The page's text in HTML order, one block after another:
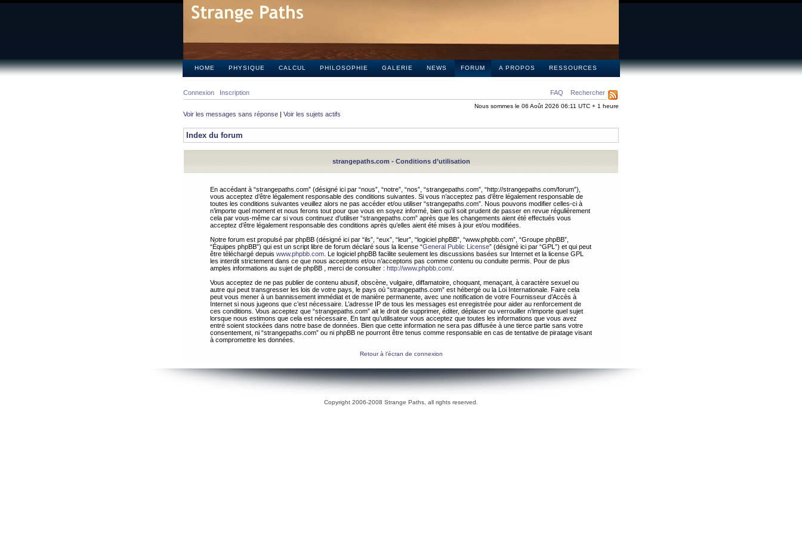
HOME PHYSIQUE CALCUL PHILOSOPHIE GALERIE NEWS FORUM A PROPOS RESSOURCES
FAQ Rechercher
Connexion Inscription
Nous sommes le 06 Août 2026 06:11 UTC + 1 heure
Voir les messages sans réponse | Voir les sujets actifs
Index du forum
strangepaths.com - Conditions d’utilisation
En accédant à “strangepaths.com” (désigné ici par “nous”, “notre”, “nos”, “strangepaths.com”, “http://strangepaths.com/forum”),
vous acceptez d’être légalement responsable des conditions suivantes. Si vous n’acceptez pas d’être légalement responsable de
toutes les conditions suivantes veuillez alors ne pas accéder et/ou utiliser “strangepaths.com”. Nous pouvons modifier celles-ci à
n’importe quel moment et nous ferons tout pour que vous en soyez informé, bien qu’il soit prudent de passer en revue régulièrement
cela par vous-même car si vous continuez d’utiliser “strangepaths.com” après que les changements aient été effectués vous
acceptez d’être légalement responsable des conditions après qu’elles aient été mises à jour et/ou modifiées.
Notre forum est propulsé par phpBB (désigné ici par “ils”, “eux”, “leur”, “logiciel phpBB”, “www.phpbb.com”, “Groupe phpBB”,
“Équipes phpBB”) qui est un script libre de forum déclaré sous la license “General Public License” (désigné ici par “GPL”) et qui peut
être téléchargé depuis www.phpbb.com . Le logiciel phpBB facilite seulement les discussions basées sur Internet et la license GPL
les interdit strictement dans ce que nous acceptons et/ou n’acceptons pas comme contenu ou conduite permis. Pour de plus
amples informations au sujet de phpBB , merci de consulter : http://www.phpbb.com/
Vous acceptez de ne pas publier de contenu abusif, obscène, vulgaire, diffamatoire, choquant, menaçant, à caractère sexuel ou
autre qui peut transgresser les lois de votre pays, le pays où “strangepaths.com” est hébergé ou la Loi Internationale. Faire cela
peut vous mener à un bannissement immédiat et de manière permanente, avec une notification de votre Fournisseur d’Accès à
Internet si nous jugeons que c’est nécessaire. L’adresse IP de tous les messages est enregistrée pour aider au renforcement de
ces conditions. Vous acceptez que “strangepaths.com” ait le droit de supprimer, éditer, déplacer ou verrouiller n’importe quel sujet
lorsque nous estimons que cela est nécessaire. En tant qu’utilisateur vous acceptez que toutes les informations que vous avez
entré soient stockées dans notre base de données. Bien que cette information ne sera pas diffusée à une tierce partie sans votre
consentement, ni “strangepaths.com” ou ni phpBB ne pourront être tenus comme responsable en cas de tentative de piratage visant
à compromettre les données.
Retour à l’écran de connexion
Copyright 2006-2008 Strange Paths, all rights reserved.